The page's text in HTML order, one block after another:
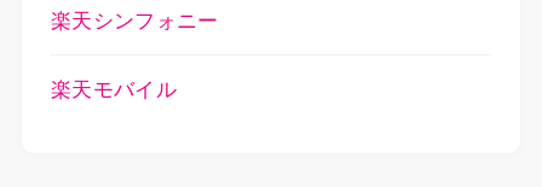
楽天シンフォニー
楽天モバイル